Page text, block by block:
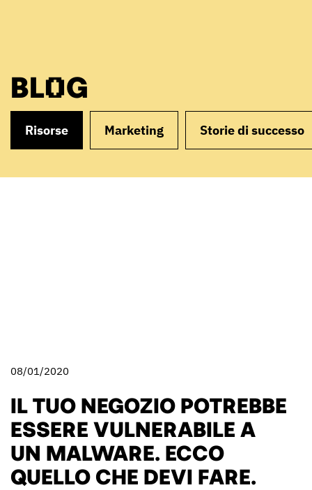
BLOG
Risorse Marketing Storie di successo
08/01/2020
IL TUO NEGOZIO POTREBBE
ESSERE VULNERABILE A
UN MALWARE. ECCO
QUELLO CHE DEVI FARE.